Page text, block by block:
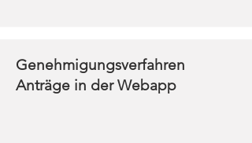
Genehmigungsverfahren
Anträge in der Webapp